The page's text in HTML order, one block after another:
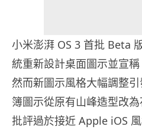
小米澎湃 OS 3 首批 Beta
統重新設計桌面圖示並宣
然而新圖示風格大幅調整
簿圖示從原有山峰造型改
批評過於接近 Apple iOS